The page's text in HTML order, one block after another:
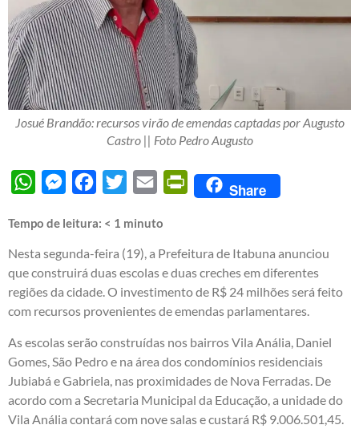
Josué Brandão: recursos virão de emendas captadas por Augusto
Castro || Foto Pedro Augusto
WhatsAppMessengerFacebook
Twitter Email PrintFriendly
Share
Tempo de leitura: < 1 minuto
Nesta segunda-feira (19), a Prefeitura de Itabuna anunciou
que construirá duas escolas e duas creches em diferentes
regiões da cidade. O investimento de R$ 24 milhões será feito
com recursos provenientes de emendas parlamentares.
As escolas serão construídas nos bairros Vila Anália, Daniel
Gomes, São Pedro e na área dos condomínios residenciais
Jubiabá e Gabriela, nas proximidades de Nova Ferradas. De
acordo com a Secretaria Municipal da Educação, a unidade do
Vila Anália contará com nove salas e custará R$ 9.006.501,45.